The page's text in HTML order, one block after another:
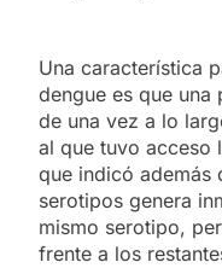
Una característica
dengue es que una
de una vez a lo
al que tuvo acceso
que indicó además
serotipos genera
mismo serotipo,
frente a los